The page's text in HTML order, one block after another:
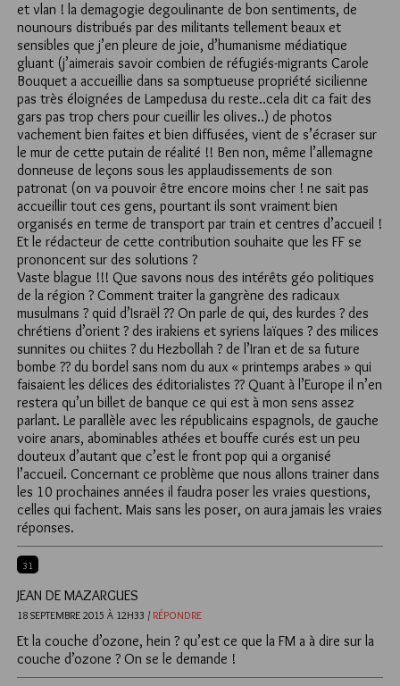
et vlan ! la demagogie degoulinante de bon sentiments, de
nounours distribués par des militants tellement beaux et
sensibles que j’en pleure de joie, d’humanisme médiatique
gluant (j’aimerais savoir combien de réfugiés-migrants Carole
Bouquet a accueillie dans sa somptueuse propriété sicilienne
pas très éloignées de Lampedusa du reste..cela dit ca fait des
gars pas trop chers pour cueillir les olives..) de photos
vachement bien faites et bien diffusées, vient de s’écraser sur
le mur de cette putain de réalité !! Ben non, même l’allemagne
donneuse de leçons sous les applaudissements de son
patronat (on va pouvoir être encore moins cher ! ne sait pas
accueillir tout ces gens, pourtant ils sont vraiment bien
organisés en terme de transport par train et centres d’accueil !
Et le rédacteur de cette contribution souhaite que les FF se
prononcent sur des solutions ?
Vaste blague !!! Que savons nous des intérêts géo politiques
de la région ? Comment traiter la gangrène des radicaux
musulmans ? quid d’Israël ?? On parle de qui, des kurdes ? des
chrétiens d’orient ? des irakiens et syriens laïques ? des milices
sunnites ou chiites ? du Hezbollah ? de l’Iran et de sa future
bombe ?? du bordel sans nom du aux « printemps arabes » qui
faisaient les délices des éditorialistes ?? Quant à l’Europe il n’en
restera qu’un billet de banque ce qui est à mon sens assez
parlant. Le parallèle avec les républicains espagnols, de gauche
voire anars, abominables athées et bouffe curés est un peu
douteux d’autant que c’est le front pop qui a organisé
l’accueil. Concernant ce problème que nous allons trainer dans
les 10 prochaines années il faudra poser les vraies questions,
celles qui fachent. Mais sans les poser, on aura jamais les vraies
réponses.
31
JEAN DE MAZARGUES
18 SEPTEMBRE 2015 À 12H33 / RÉPONDRE
Et la couche d’ozone, hein ? qu’est ce que la FM a à dire sur la
couche d’ozone ? On se le demande !